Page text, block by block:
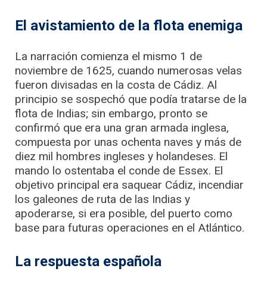
El avistamiento de la flota enemiga
La narración comienza el mismo 1 de
noviembre de 1625, cuando numerosas velas
fueron divisadas en la costa de Cádiz. Al
principio se sospechó que podía tratarse de la
flota de Indias; sin embargo, pronto se
confirmó que era una gran armada inglesa,
compuesta por unas ochenta naves y más de
diez mil hombres ingleses y holandeses. El
mando lo ostentaba el conde de Essex. El
objetivo principal era saquear Cádiz, incendiar
los galeones de ruta de las Indias y
apoderarse, si era posible, del puerto como
base para futuras operaciones en el Atlántico.
La respuesta española